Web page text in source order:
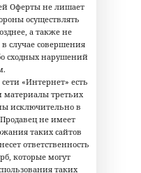
Оферты не лишает
осуществлять
а также не
в случае совершения
сходных нарушений
«Интернет» есть
материалы третьих
исключительно в
не имеет
таких сайтов
ответственность
которые могут
таких